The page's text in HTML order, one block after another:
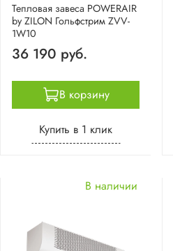
Тепловая завеса POWERAIR
by ZILON Гольфстрим ZVV-
1W10
36 190 руб.
В корзину
Купить в 1 клик
В наличии